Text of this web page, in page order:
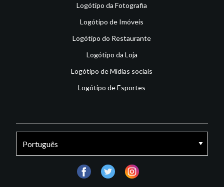
Logótipo da Fotografia
Logótipo de Imóveis
Logótipo do Restaurante
Logótipo da Loja
Logótipo de Mídias sociais
Logótipo de Esportes
facebooktwitter instagram